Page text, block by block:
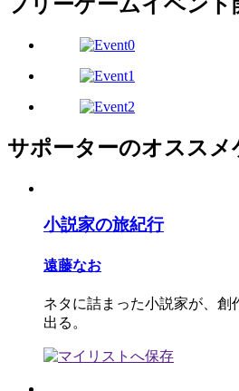
サポーターのオススメ
小説家の旅紀行
遠藤なお
ネタに詰まった小説家が、創
出る。